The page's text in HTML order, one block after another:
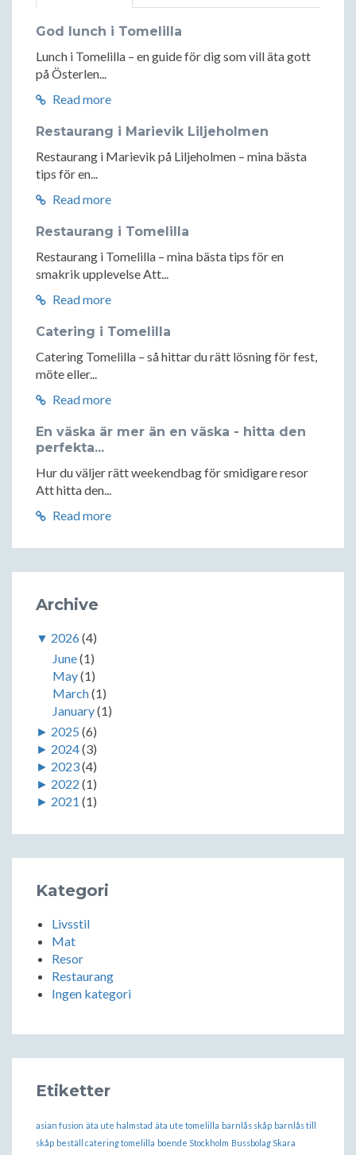
God lunch i Tomelilla
Lunch i Tomelilla – en guide för dig som vill äta gott
på Österlen...
Read more
Restaurang i Marievik Liljeholmen
Restaurang i Marievik på Liljeholmen – mina bästa
tips för en...
Read more
Restaurang i Tomelilla
Restaurang i Tomelilla – mina bästa tips för en
smakrik upplevelse Att...
Read more
Catering i Tomelilla
Catering Tomelilla – så hittar du rätt lösning för fest,
möte eller...
Read more
En väska är mer än en väska - hitta den
perfekta...
Hur du väljer rätt weekendbag för smidigare resor
Att hitta den...
Read more
Archive
▼ 2026(4)
June(1)
May(1)
March(1)
January(1)
► 2025 (6)
► 2024(3)
► 2023(4)
► 2022 (1)
► 2021 (1)
Kategori
Livsstil
Mat
Resor
Restaurang
Ingen kategori
Etiketter
asian fusion äta ute halmstad äta ute tomelilla barnlås skåp barnlås till
skåp beställ catering tomelilla boende Stockholm Bussbolag Skara